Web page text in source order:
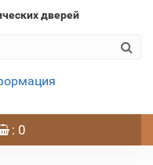
дверей
: 0